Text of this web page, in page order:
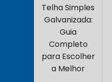
Telha Simples
Galvanizada:
Guia
Completo
para Escolher
a Melhor